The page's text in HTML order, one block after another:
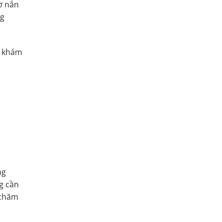
nắn
cần